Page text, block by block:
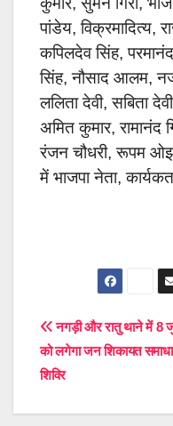
पांडेय, विक्रमादित्य,
कपिलदेव सिंह,
सिंह, नौसाद आलम,
ललिता देवी, सबिता
अमित कुमार, रामानंद
रंजन चौधरी, रूपम
में भाजपा नेता,
Post
navigation
नगड़ी और रातु थाने में 8
को लगेगा जन शिकायत
शिविर